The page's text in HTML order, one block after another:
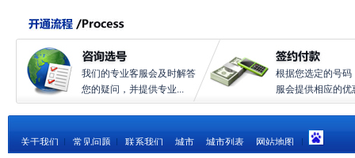
我们的专业客服会及时解答
您的疑问，并提供专业...
根据您选定的号码
服会提供相应的优
关于我们 常见问题 联系我们 城市 城市列表 网站地图